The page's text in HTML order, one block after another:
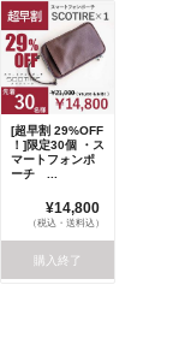
[超早割 29%OFF
！]限定30個 ・ス
マートフォンポ
ーチ ...
¥14,800
（税込・送料込）
購入終了